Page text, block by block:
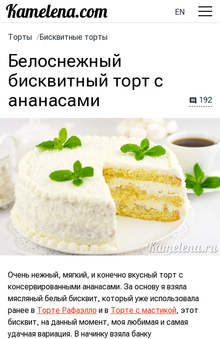
EN
Торты /Бисквитные торты
Белоснежный
бисквитный торт с
ананасами
192
Очень нежный, мягкий, и конечно вкусный торт с
консервированными ананасами. За основу я взяла
мясляный белый бисквит, который уже использовала
ранее в Торте Рафаэлло и в Торте с мастикой, этот
бисквит, на данный момент, моя любимая и самая
удачная вариация. В начинку взяла банку